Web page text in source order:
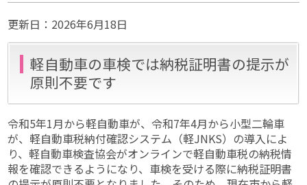
更新日： 2026年6月18日
軽自動車の車検では納税証明書の提示が
原則不要です
令和5年1月から軽自動車が、令和7年4月から小型二輪車
が、軽自動車税納付確認システム（軽JNKS）の導入によ
り、軽自動車検査協会がオンラインで軽自動車税の納税情
報を確認できるようになり、車検を受ける際に納税証明書